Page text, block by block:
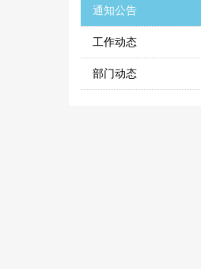
通知公告
工作动态
部门动态